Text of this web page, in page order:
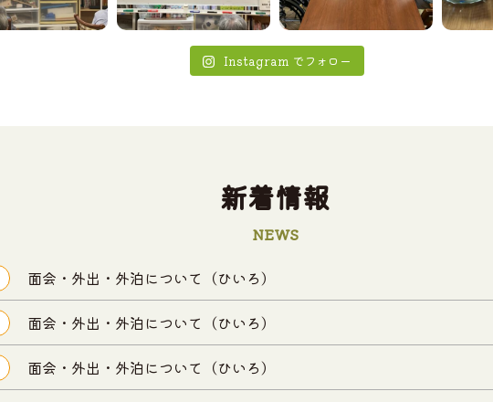
Instagram でフォロー
新着情報
NEWS
面会・外出・外泊について（ひいろ）
面会・外出・外泊について（ひいろ）
面会・外出・外泊について（ひいろ）